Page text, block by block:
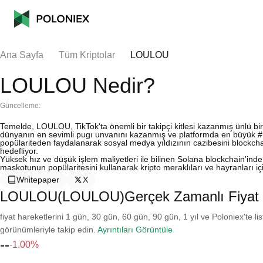
Ana Sayfa Tüm Kriptolar LOULOU
LOULOU Nedir?
Güncelleme:
Temelde, LOULOU, TikTok'ta önemli bir takipçi kitlesi kazanmış ünlü
dünyanın en sevimli pugı unvanını kazanmış ve platformda en büyük
popülariteden faydalanarak sosyal medya yıldızının cazibesini
hedefliyor.
Yüksek hız ve düşük işlem maliyetleri ile bilinen Solana
maskotunun popülaritesini kullanarak kripto meraklıları ve hayranları
Whitepaper
X
LOULOU(LOULOU)Gerçek Zamanlı Fiyat
fiyat hareketlerini 1 gün, 30 gün, 60 gün, 90 gün, 1 yıl ve Poloniex'te
görünümleriyle takip edin. Ayrıntıları Görüntüle
---1.00%